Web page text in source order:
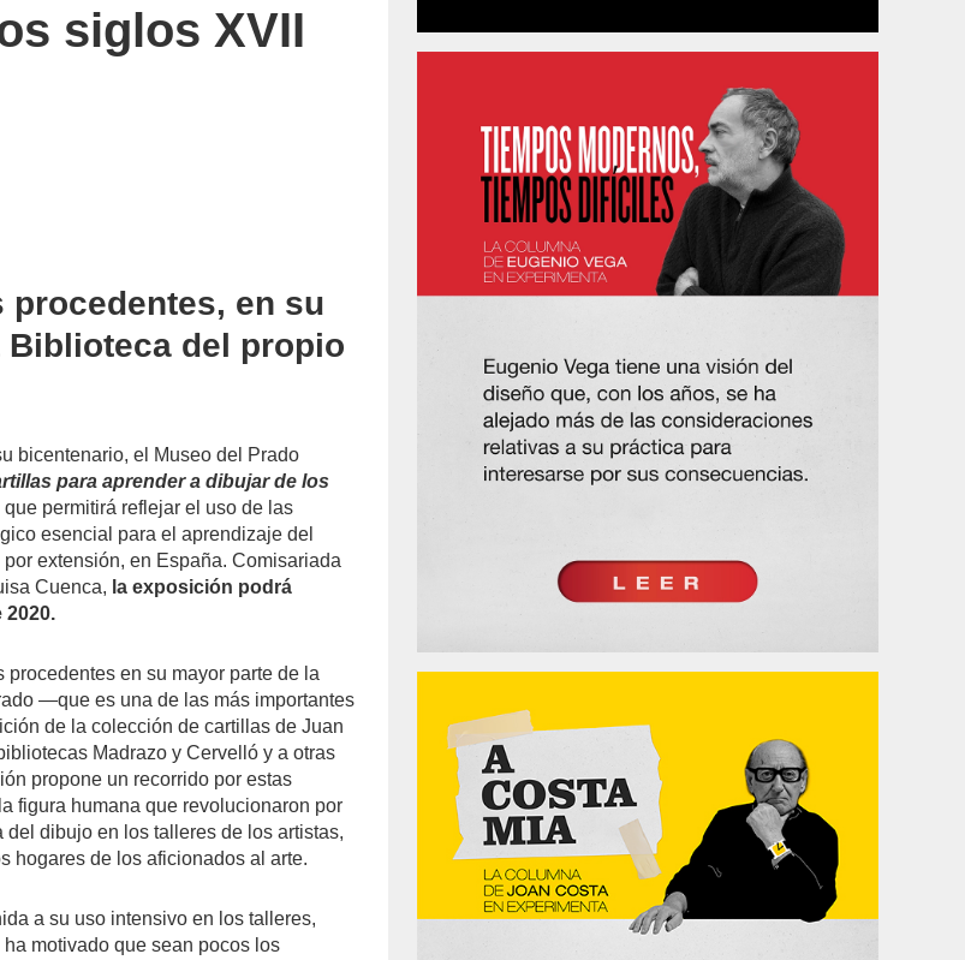
siglos XVII
procedentes, en su
Biblioteca del propio
bicentenario, el Museo del Prado
para aprender a dibujar de los
permitirá reflejar el uso de las
esencial para el aprendizaje del
extensión, en España. Comisariada
Cuenca, la exposición podrá
2020.
en su mayor parte de la
—que es una de las más importantes
de la colección de cartillas de Juan
Madrazo y Cervelló y a otras
propone un recorrido por estas
figura humana que revolucionaron por
dibujo en los talleres de los artistas,
hogares de los aficionados al arte.
a su uso intensivo en los talleres,
motivado que sean pocos los